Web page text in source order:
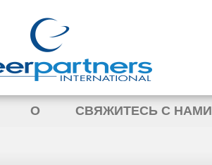
О СВЯЖИТЕСЬ С НАМИ